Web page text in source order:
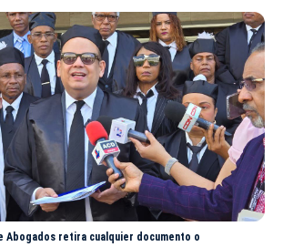
Abogados retira cualquier documento o